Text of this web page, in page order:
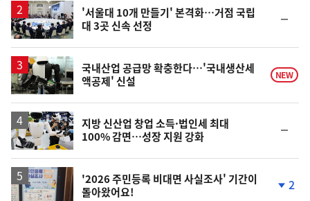
'서울대 10개 만들기' 본격화…거점 국립
대 3곳 신속 선정
일
국내산업 공급망 확충한다…'국내생산세
액공제' 신설
NEW
지방 신산업 창업 소득·법인세 최대
100% 감면…성장 지원 강화
일
'2026 주민등록 비대면 사실조사' 기간이
돌아왔어요!
2